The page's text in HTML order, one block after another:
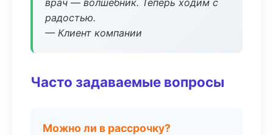
врач — волшебник. Теперь ходим с
радостью.
— Клиент компании
Часто задаваемые вопросы
Можно ли в рассрочку?